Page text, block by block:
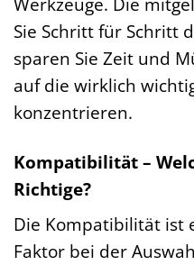
Sie Schritt für Schritt
sparen Sie Zeit und
auf die wirklich
konzentrieren.
Kompatibilität –
Richtige?
Die Kompatibilität ist
Faktor bei der